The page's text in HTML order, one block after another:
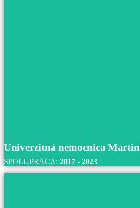
Univerzitná nemocnica Martin
SPOLUPRÁCA: 2017 - 2023